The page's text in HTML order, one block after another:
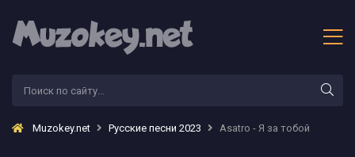
Muzokey.net Русские песни 2023 Asatro - Я за тобой